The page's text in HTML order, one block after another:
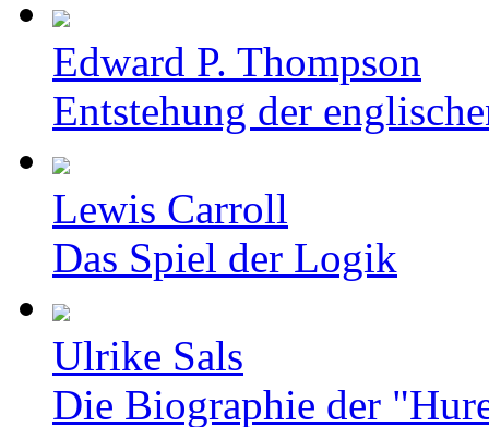
Edward P. Thompson
Entstehung der
Lewis Carroll
Das Spiel der Logik
Ulrike Sals
Die Biographie der